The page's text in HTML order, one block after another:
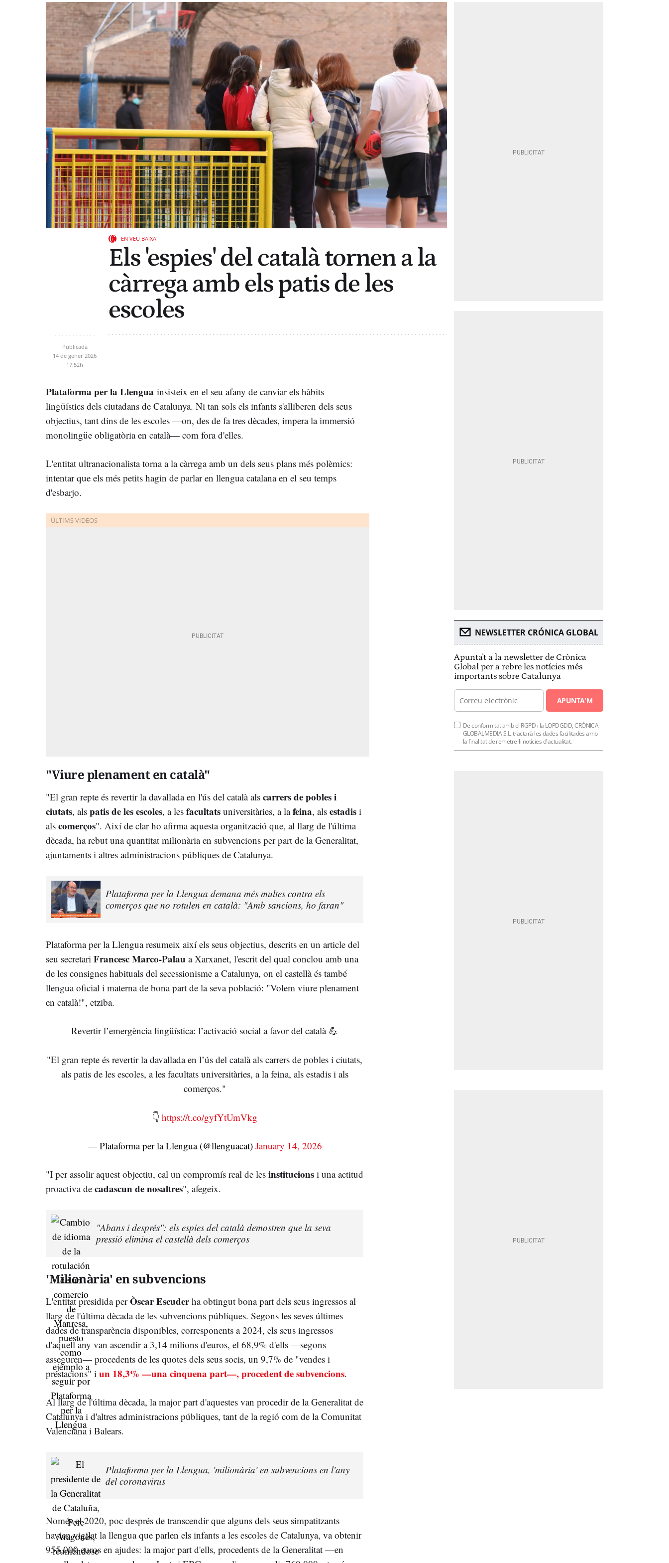
EN VEU BAIXA
Els 'espies' del català tornen a la
càrrega amb els patis de les
escoles
Publicada
14 de gener 2026
17:52h
Plataforma per la Llengua insisteix en el seu afany de canviar els hàbits
lingüístics dels ciutadans de Catalunya. Ni tan sols els infants s'alliberen dels seus
objectius, tant dins de les escoles —on, des de fa tres dècades, impera la immersió
monolingüe obligatòria en català— com fora d'elles.
L'entitat ultranacionalista torna a la càrrega amb un dels seus plans més polèmics:
intentar que els més petits hagin de parlar en llengua catalana en el seu temps
d'esbarjo.
"Viure plenament en català"
"El gran repte és revertir la davallada en l'ús del català als carrers de pobles i
ciutats, als patis de les escoles, a les facultats universitàries, a lafeina, als estadis i
als comerços". Així de clar ho afirma aquesta organització que, al llarg de l'última
dècada, ha rebut una quantitat milionària en subvencions per part de la Generalitat,
ajuntaments i altres administracions públiques de Catalunya.
Plataforma per la Llengua demana més multes contra els
comerços que no rotulen en català: "Amb sancions, ho faran"
Plataforma per la Llengua resumeix així els seus objectius, descrits en un article del
seu secretari Francesc Marco-Palau a Xarxanet, l'escrit del qual conclou amb una
de les consignes habituals del secessionisme a Catalunya, on el castellà és també
llengua oficial i materna de bona part de la seva població: "Volem viure plenament
en català!", etziba.
Revertir l’emergència lingüística: l’activació social a favor del català 💪
"El gran repte és revertir la davallada en l’ús del català als carrers de pobles i ciutats,
als patis de les escoles, a les facultats universitàries, a la feina, als estadis i als
comerços."
👇https://t.co/gyfYtUmVkg
— Plataforma per la Llengua (@llenguacat) January 14, 2026
"I per assolir aquest objectiu, cal un compromís real de les institucions i una actitud
proactiva de cadascun de nosaltres", afegeix.
"Abans i després": els espies del català demostren que la seva
pressió elimina el castellà dels comerços
'Milionària' en subvencions
L'entitat presidida perÒscar Escuderha obtingut bona part dels seus ingressos al
llarg de l'última dècada de les subvencions públiques. Segons les seves últimes
dades de transparència disponibles, corresponents a 2024, els seus ingressos
d'aquell any van ascendir a 3,14 milions d'euros, el 68,9% d'ells —segons
asseguren— procedents de les quotes dels seus socis, un 9,7% de "vendes i
prestacions" i un 18,3% —una cinquena part—, procedent de subvencions.
Al llarg de l'última dècada, la major part d'aquestes van procedir de la Generalitat de
Catalunya i d'altres administracions públiques, tant de la regió com de la Comunitat
Valenciana i Balears.
Plataforma per la Llengua, 'milionària' en subvencions en l'any
del coronavirus
Només el 2020, poc després de transcendir que alguns dels seus simpatitzants
havien vigilat la llengua que parlen els infants a les escoles de Catalunya, va obtenir
955.000 euros en ajudes: la major part d'ells, procedents de la Generalitat —en
NEWSLETTER CRÓNICA GLOBAL
Apunta't a la newsletter de Crònica
Global per a rebre les notícies més
importants sobre Catalunya
APUNTA'M
De conformitat amb el RGPD i la LOPDGDD, CRÒNICA
GLOBALMEDIA S.L. tractarà les dades facilitades amb
la finalitat de remetre-li notícies d'actualitat.